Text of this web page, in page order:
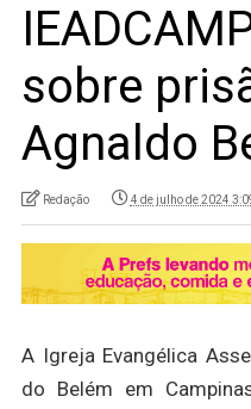
sobre
Agnaldo
Redação 4 de julho de 2024
A Igreja Evangélica
do Belém em